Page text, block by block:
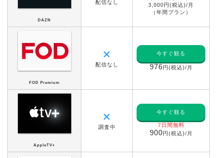
DAZN
配信なし
3,000円(税込)/月
（年間プラン）
FOD Premium
✕
配信なし
今すぐ観る
976円(税込)/月
AppleTV+
✕
調査中
今すぐ観る
7日間無料
900円(税込)/月